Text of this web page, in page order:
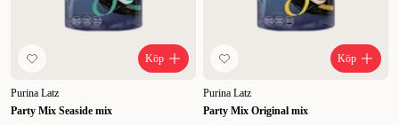
Köp
Purina Latz
Party Mix Seaside mix
Köp
Purina Latz
Party Mix Original mix